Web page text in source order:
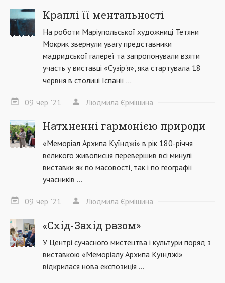
Краплі її ментальності
На роботи Маріупольської художниці Тетяни
Мокрик звернули увагу представники
мадридської галереї та запропонували взяти
участь у виставці «Сузір'я», яка стартувала 18
червня в столиці Іспанії ...
09 чер '21 Людмила Єрмішина
Натхненні гармонією природи
«Меморіал Архипа Куїнджі» в рік 180-річчя
великого живописця перевершив всі минулі
виставки як по масовості, так і по географії
учасників ...
09 чер '21 Людмила Єрмішина
«Схід-Захід разом»
У Центрі сучасного мистецтва і культури поряд з
виставкою «Меморіалу Архипа Куїнджі»
відкрилася нова експозиція ...